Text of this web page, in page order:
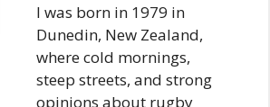
I was born in 1979 in
Dunedin, New Zealand,
where cold mornings,
steep streets, and strong
opinions about rugby